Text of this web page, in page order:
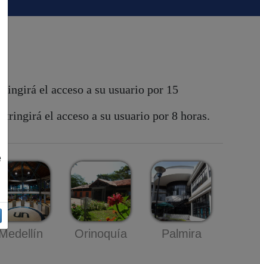
el acceso a su usuario por 15
el acceso a su usuario por 8 horas.
Orinoquía Palmira